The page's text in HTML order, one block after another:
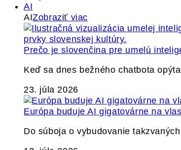
AI
AIZobraziť viac
Prečo je slovenčina pre umelú
Keď sa dnes bežného chatbota
23. júla 2026
Európa buduje AI gigatovárne na
Do súboja o vybudovanie